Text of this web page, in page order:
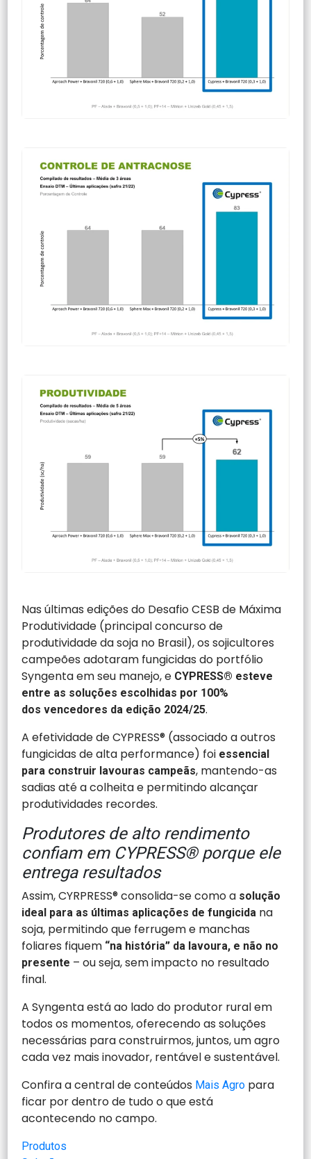
Nas últimas edições do Desafio CESB de Máxima
Produtividade (principal concurso de
produtividade da soja no Brasil), os sojicultores
campeões adotaram fungicidas do portfólio
Syngenta em seu manejo, e CYPRESS® esteve
entre as soluções escolhidas por 100%
dos vencedores da edição 2024/25.
A efetividade de CYPRESS® (associado a outros
fungicidas de alta performance) foi essencial
para construir lavouras campeãs, mantendo-as
sadias até a colheita e permitindo alcançar
produtividades recordes.
Produtores de alto rendimento
confiam em CYPRESS® porque ele
entrega resultados
Assim, CYRPRESS® consolida-se como a solução
ideal para as últimas aplicações de fungicida na
soja, permitindo que ferrugem e manchas
foliares fiquem “na história” da lavoura, e não no
presente – ou seja, sem impacto no resultado
final.
A Syngenta está ao lado do produtor rural em
todos os momentos, oferecendo as soluções
necessárias para construirmos, juntos, um agro
cada vez mais inovador, rentável e sustentável.
Confira a central de conteúdos Mais Agro para
ficar por dentro de tudo o que está
acontecendo no campo.
Produtos